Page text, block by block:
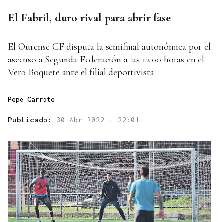
El Fabril, duro rival para abrir fase
El Ourense CF disputa la semifinal autonómica por el
ascenso a Segunda Federación a las 12:00 horas en el
Vero Boquete ante el filial deportivista
Pepe Garrote
Publicado: 30 Abr 2022 - 22:01